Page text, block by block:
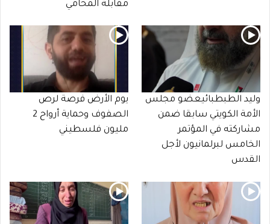
مقابلة المحامي
وليد الطبطبائيعضو مجلس
الأمة الكويتي سابقا ضمن
مشاركته في المؤتمر
الخامس لبرلمانيون لأجل
القدس
يوم الأرض فرصة لرص
الصفوف وحماية أرواح 2
مليون فلسطيني